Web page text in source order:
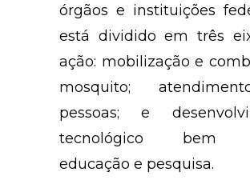
órgãos e instituições
está dividido em três
ação: mobilização e
mosquito;
pessoas; e
tecnológico bem
educação e pesquisa.